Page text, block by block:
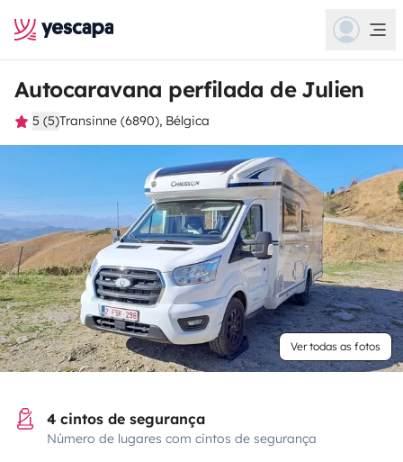
Autocaravana perfilada de Julien
5 (5)Transinne (6890), Bélgica
Ver todas as fotos
4 cintos de segurança
Número de lugares com cintos de segurança